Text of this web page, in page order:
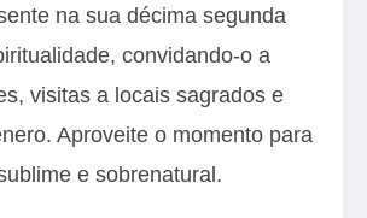
na sua décima segunda
convidando-o a
visitas a locais sagrados e
Aproveite o momento para
e sobrenatural.